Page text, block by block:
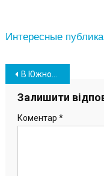
Интересные
Навігація
записів
В Южному до школярів на уроки завітав Святий Миколай (фото)
Залишити
Коментар *